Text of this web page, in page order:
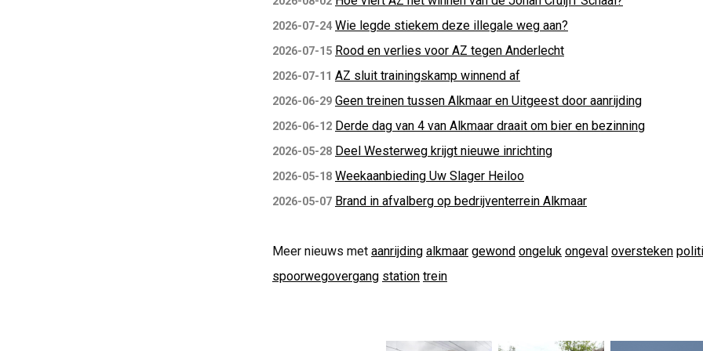
2026-07-24 Wie legde stiekem deze illegale weg aan?
2026-07-15 Rood en verlies voor AZ tegen Anderlecht
2026-07-11 AZ sluit trainingskamp winnend af
2026-06-29 Geen treinen tussen Alkmaar en Uitgeest door aanrijding
2026-06-12 Derde dag van 4 van Alkmaar draait om bier en bezinning
2026-05-28 Deel Westerweg krijgt nieuwe inrichting
2026-05-18 Weekaanbieding Uw Slager Heiloo
2026-05-07 Brand in afvalberg op bedrijventerrein Alkmaar
Meer nieuws met aanrijding alkmaar gewond ongeluk ongeval oversteken
spoorwegovergang station trein